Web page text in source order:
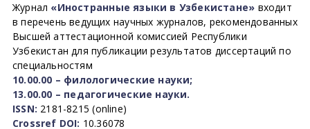
Журнал «Иностранные языки в Узбекистане» входит
в перечень ведущих научных журналов, рекомендованных
Высшей аттестационной комиссией Республики
Узбекистан для публикации результатов диссертаций по
специальностям
10.00.00 – филологические науки;
13.00.00 – педагогические науки.
ISSN: 2181-8215 (online)
Crossref DOI: 10.36078